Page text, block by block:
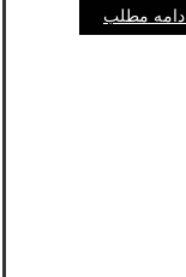
ادامه مطلب